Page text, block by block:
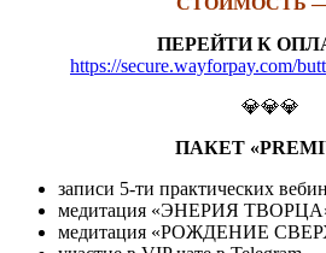
ПЕРЕЙТИ К
https://secure.wayforpay.com/
💎💎💎
ПАКЕТ
записи 5-ти практических
медитация «ЭНЕРИЯ ТВОРЦА»
медитация «РОЖДЕНИЕ